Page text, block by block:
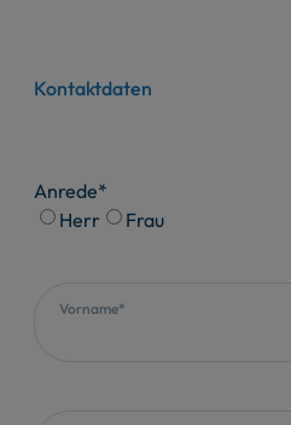
Kontaktdaten
Anrede*
Herr
Frau
Vorname*